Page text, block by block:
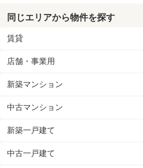
同じエリアから物件を探す
賃貸
店舗・事業用
新築マンション
中古マンション
新築一戸建て
中古一戸建て